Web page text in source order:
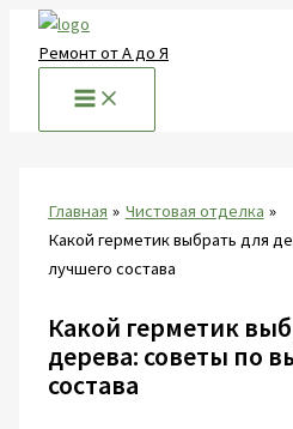
Перейти
Ремонт от А до Я
Главная
Чистовая отделка
Какой герметик выбрать для
лучшего состава
Какой герметик
дерева: советы по
состава